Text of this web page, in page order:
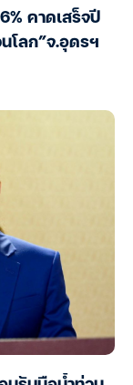
คาดเสร็จปี
โลก”จ.อุดรฯ